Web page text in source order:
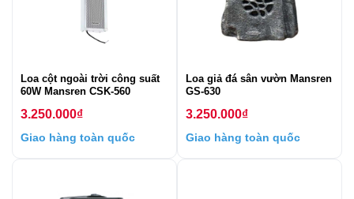
Loa cột ngoài trời công suất
60W Mansren CSK-560
3.250.000₫
Giao hàng toàn quốc
Loa giả đá sân vườn Mansren
GS-630
3.250.000₫
Giao hàng toàn quốc